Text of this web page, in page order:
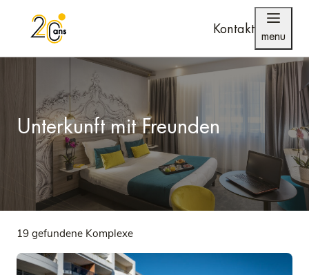
Kontakt menu
Unterkunft mit Freunden
19 gefundene Komplexe